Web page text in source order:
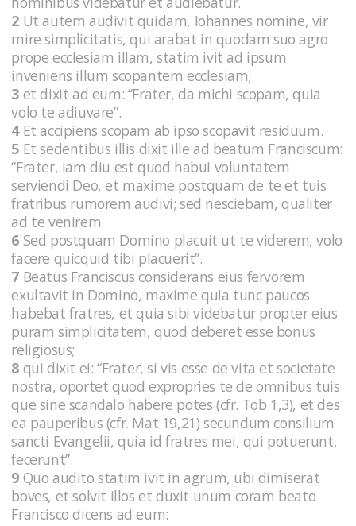
2 Ut autem audivit quidam, Iohannes nomine, vir
mire simplicitatis, qui arabat in quodam suo agro
prope ecclesiam illam, statim ivit ad ipsum
inveniens illum scopantem ecclesiam;
3 et dixit ad eum: “Frater, da michi scopam, quia
volo te adiuvare”.
4Et accipiens scopam ab ipso scopavit residuum.
5 Et sedentibus illis dixit ille ad beatum Franciscum:
“Frater, iam diu est quod habui voluntatem
serviendi Deo, et maxime postquam de te et tuis
fratribus rumorem audivi; sed nesciebam, qualiter
ad te venirem.
6 Sed postquam Domino placuit ut te viderem, volo
facere quicquid tibi placuerit”.
7 Beatus Franciscus considerans eius fervorem
exultavit in Domino, maxime quia tunc paucos
habebat fratres, et quia sibi videbatur propter eius
puram simplicitatem, quod deberet esse bonus
religiosus;
8 qui dixit ei: “Frater, si vis esse de vita et societate
nostra, oportet quod expropries te de omnibus tuis
que sine scandalo habere potes (cfr. Tob 1,3), et des
ea pauperibus (cfr. Mat 19,21) secundum consilium
sancti Evangelii, quia id fratres mei, qui potuerunt,
fecerunt”.
9 Quo audito statim ivit in agrum, ubi dimiserat
boves, et solvit illos et duxit unum coram beato
Francisco dicens ad eum: